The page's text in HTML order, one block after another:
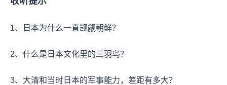
1、日本为什么一直觊觎朝鲜？
2、什么是日本文化里的三羽鸟？
3、大清和当时日本的军事能力，差距有多大？